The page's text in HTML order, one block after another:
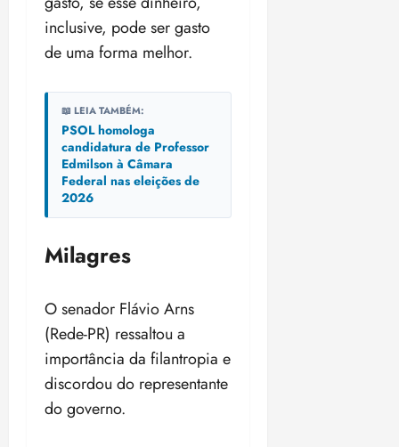
inclusive, pode ser gasto
de uma forma melhor.
📖 LEIA TAMBÉM:
PSOL homologa
candidatura de Professor
Edmilson à Câmara
Federal nas eleições de
2026
Milagres
O senador Flávio Arns
(Rede-PR) ressaltou a
importância da filantropia e
discordou do representante
do governo.